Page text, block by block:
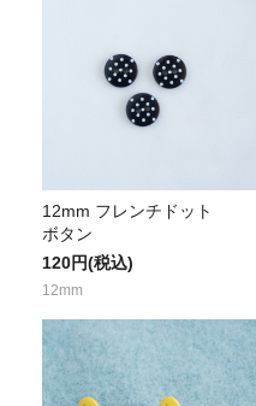
12mm フレンチドット
ボタン
120円(税込)
12mm